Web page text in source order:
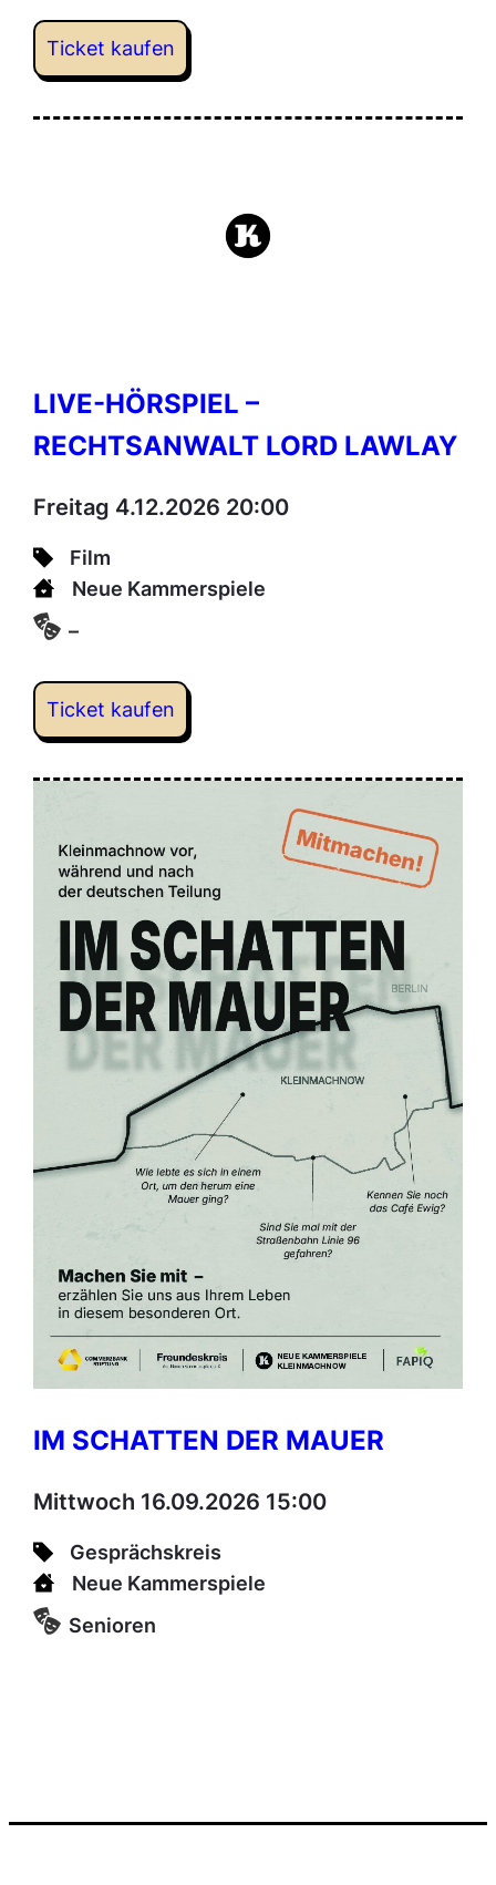
Ticket kaufen
LIVE-HÖRSPIEL –
RECHTSANWALT LORD LAWLAY
Freitag 4.12.2026 20:00
Film
Neue Kammerspiele
–
Ticket kaufen
IM SCHATTEN DER MAUER
Mittwoch 16.09.2026 15:00
Gesprächskreis
Neue Kammerspiele
Senioren